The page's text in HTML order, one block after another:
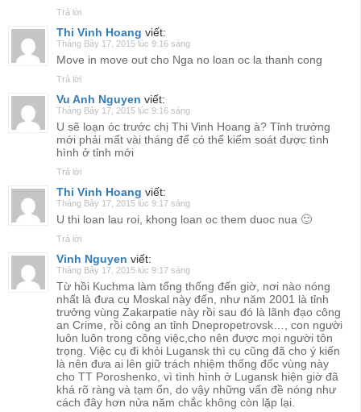
Trả lời
Thi Vinh Hoang viết:
Tháng Bảy 17, 2015 lúc 9:16 sáng
Move in move out cho Nga no loan oc la thanh cong
Trả lời
Vu Anh Nguyen viết:
Tháng Bảy 17, 2015 lúc 9:16 sáng
U sẽ loạn óc trước chị Thi Vinh Hoang à? Tỉnh trưởng
mới phải mất vài tháng để có thể kiểm soát được tình
hình ở tỉnh mới
Trả lời
Thi Vinh Hoang viết:
Tháng Bảy 17, 2015 lúc 9:17 sáng
U thi loan lau roi, khong loan oc them duoc nua 🙂
Trả lời
Vinh Nguyen viết:
Tháng Bảy 17, 2015 lúc 9:17 sáng
Từ hồi Kuchma làm tổng thống đến giờ, nơi nào nóng
nhất là đưa cụ Moskal này đến, như năm 2001 là tỉnh
trưởng vùng Zakarpatie này rồi sau đó là lãnh đạo công
an Crime, rồi công an tỉnh Dnepropetrovsk…, con người
luôn luôn trong công việc,cho nên được mọi người tôn
trọng. Việc cụ đi khỏi Lugansk thì cụ cũng đã cho ý kiến
là nên đưa ai lên giữ trách nhiệm thống đốc vùng này
cho TT Poroshenko, vì tình hình ở Lugansk hiện giờ đã
khá rõ ràng và tạm ổn, do vậy những vấn đề nóng như
cách đây hơn nửa năm chắc không còn lặp lại.